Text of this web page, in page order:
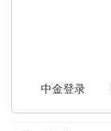
中金登录